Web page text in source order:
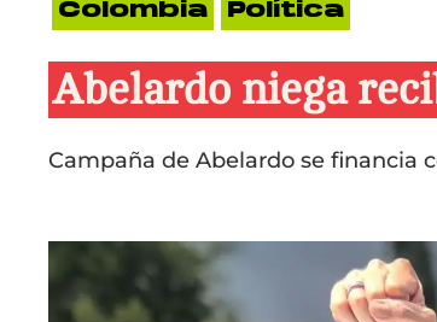
Colombia Política
Abelardo niega
Campaña de Abelardo se financia